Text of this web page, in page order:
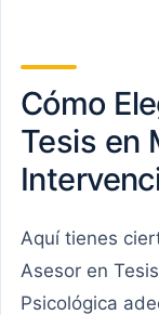
Cómo
Tesis en
Aquí tienes
Asesor en
Psicológica